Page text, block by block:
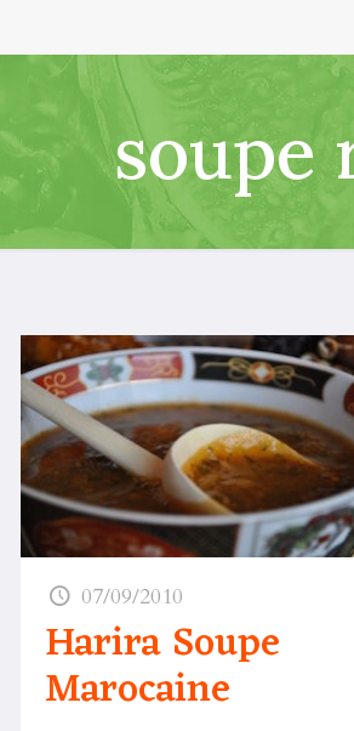
soupe
07/09/2010
Harira Soupe
Marocaine